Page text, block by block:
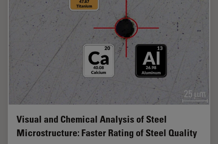
Visual and Chemical Analysis of Steel
Microstructure: Faster Rating of Steel Quality